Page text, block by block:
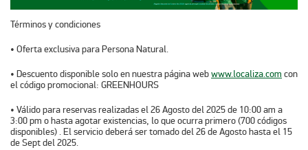
Términos y condiciones
• Oferta exclusiva para Persona Natural.
• Descuento disponible solo en nuestra página webwww.localiza.com con
el código promocional: GREENHOURS
• Válido para reservas realizadas el 26 Agosto del 2025 de 10:00 am a
3:00 pm o hasta agotar existencias, lo que ocurra primero (700 códigos
disponibles) . El servicio deberá ser tomado del 26 de Agosto hasta el 15
de Sept del 2025.